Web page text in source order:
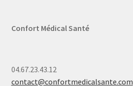
Confort Médical Santé
04.67.23.43.12
contact@confortmedicalsante.com